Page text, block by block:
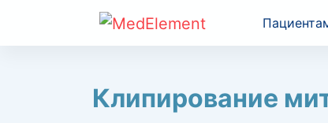
Клипирование